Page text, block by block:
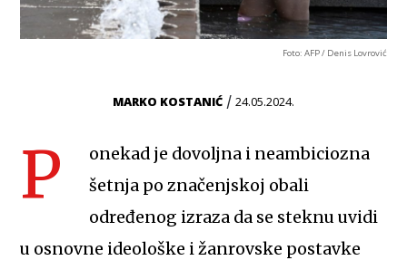
Foto: AFP / Denis Lovrović
MARKO KOSTANIĆ / 24.05.2024.
P
onekad je dovoljna i neambiciozna
šetnja po značenjskoj obali
određenog izraza da se steknu uvidi
u osnovne ideološke i žanrovske postavke